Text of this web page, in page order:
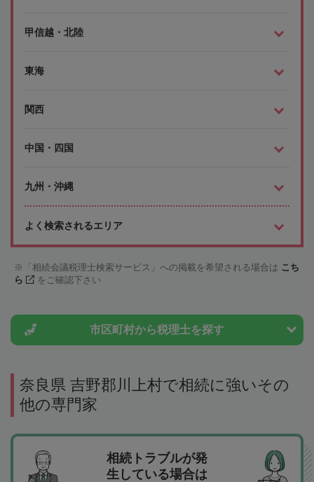
甲信越・北陸
東海
関西
中国・四国
九州・沖縄
よく検索されるエリア
「相続会議税理士検索サービス」への掲載を希望される場合は こち
ら
をご確認下さい
市区町村から税理士を探す
奈良県 吉野郡川上村で相続に強いその
他の専門家
相続トラブルが発
生している場合は